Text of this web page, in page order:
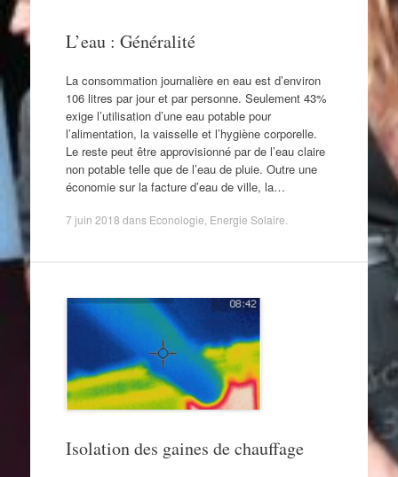
L’eau : Généralité
La consommation journalière en eau est d’environ
106 litres par jour et par personne. Seulement 43%
exige l’utilisation d’une eau potable pour
l’alimentation, la vaisselle et l’hygiène corporelle.
Le reste peut être approvisionné par de l’eau claire
non potable telle que de l’eau de pluie. Outre une
économie sur la facture d’eau de ville, la…
7 juin 2018 dans Econologie Energie Solaire
Isolation des gaines de chauffage